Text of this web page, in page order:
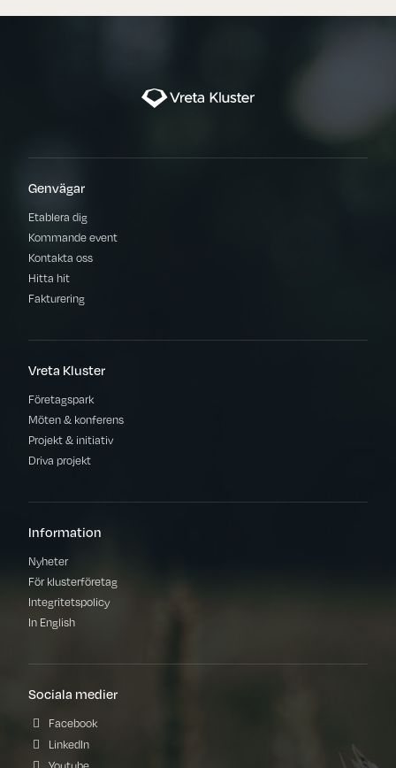
Genvägar
Etablera dig
Kommande event
Kontakta oss
Hitta hit
Fakturering
Vreta Kluster
Företagspark
Möten & konferens
Projekt & initiativ
Driva projekt
Information
Nyheter
För klusterföretag
Integritetspolicy
In English
Sociala medier
Facebook
LinkedIn